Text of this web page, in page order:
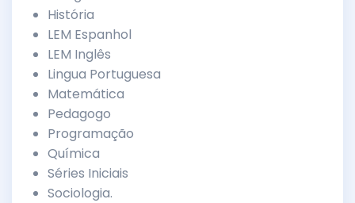
História
LEM Espanhol
LEM Inglês
Lingua Portuguesa
Matemática
Pedagogo
Programação
Química
Séries Iniciais
Sociologia.